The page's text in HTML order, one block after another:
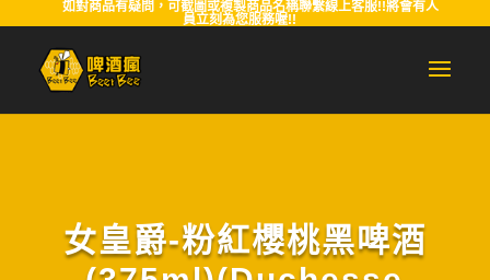
如對商品有疑問，可截圖或複製商品名稱聯繫線上客服!!將會有人
員立刻為您服務喔!!
女皇爵-粉紅櫻桃黑啤酒